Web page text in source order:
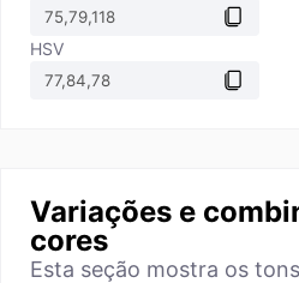
HSV
Variações e
cores
Esta seção mostra os